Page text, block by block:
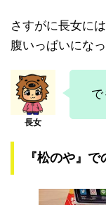
さすがに長女に
腹いっぱいにな
で
『松のや』